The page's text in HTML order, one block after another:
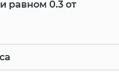
равном 0.3 от